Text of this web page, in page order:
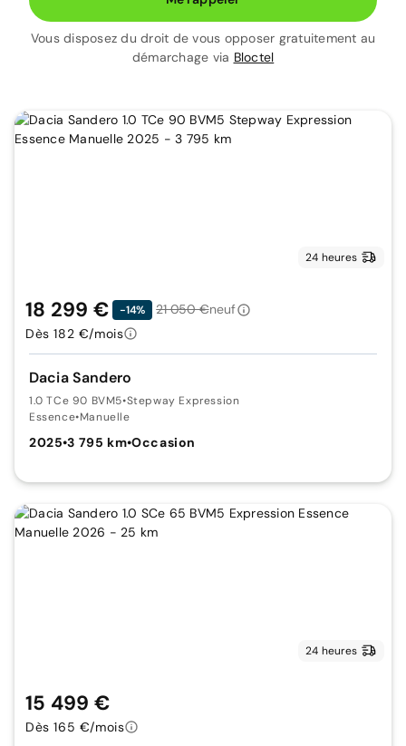
Vous disposez du droit de vous opposer gratuitement au
démarchage via Bloctel
24 heures
Dacia Sandero
1.0 TCe 90 BVM5•Stepway Expression
Essence•Manuelle
2025•3 795 km•Occasion
18 299 € -14% 21 050 €neuf
Dès 182 €/mois
24 heures
15 499 €
Dès 165 €/mois